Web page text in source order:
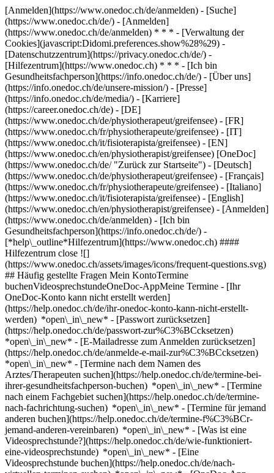
[Anmelden](https://www.onedoc.ch/de/anmelden) - [Suche]
(https://www.onedoc.ch/de/) - [Anmelden]
(https://www.onedoc.ch/de/anmelden) * * * - [Verwaltung der
Cookies](javascript:Didomi.preferences.show%28%29) -
[Datenschutzzentrum](https://privacy.onedoc.ch/de/) -
[Hilfezentrum](https://www.onedoc.ch) * * * - [Ich bin
Gesundheitsfachperson](https://info.onedoc.ch/de/) - [Über uns]
(https://info.onedoc.ch/de/unsere-mission/) - [Presse]
(https://info.onedoc.ch/de/media/) - [Karriere]
(https://career.onedoc.ch/de) - [DE]
(https://www.onedoc.ch/de/physiotherapeut/greifensee) - [FR]
(https://www.onedoc.ch/fr/physiotherapeute/greifensee) - [IT]
(https://www.onedoc.ch/it/fisioterapista/greifensee) - [EN]
(https://www.onedoc.ch/en/physiotherapist/greifensee) [OneDoc]
(https://www.onedoc.ch/de/ "Zurück zur Startseite") - [Deutsch]
(https://www.onedoc.ch/de/physiotherapeut/greifensee) - [Français]
(https://www.onedoc.ch/fr/physiotherapeute/greifensee) - [Italiano]
(https://www.onedoc.ch/it/fisioterapista/greifensee) - [English]
(https://www.onedoc.ch/en/physiotherapist/greifensee) - [Anmelden]
(https://www.onedoc.ch/de/anmelden) - [Ich bin
Gesundheitsfachperson](https://info.onedoc.ch/de/) -
[*help\_outline*Hilfezentrum](https://www.onedoc.ch) ####
Hilfezentrum close ![]
(https://www.onedoc.ch/assets/images/icons/frequent-questions.svg)
## Häufig gestellte Fragen Mein KontoTermine
buchenVideosprechstundeOneDoc-AppMeine Termine - [Ihr
OneDoc-Konto kann nicht erstellt werden]
(https://help.onedoc.ch/de/ihr-onedoc-konto-kann-nicht-erstellt-
werden) *open\_in\_new* - [Passwort zurücksetzen]
(https://help.onedoc.ch/de/passwort-zur%C3%BCcksetzen)
*open\_in\_new* - [E-Mailadresse zum Anmelden zurücksetzen]
(https://help.onedoc.ch/de/anmelde-e-mail-zur%C3%BCcksetzen)
*open\_in\_new* - [Termine nach dem Namen des
Arztes/Therapeuten suchen](https://help.onedoc.ch/de/termine-bei-
ihrer-gesundheitsfachperson-buchen) *open\_in\_new* - [Termine
nach einem Fachgebiet suchen](https://help.onedoc.ch/de/termine-
nach-fachrichtung-suchen) *open\_in\_new* - [Termine für jemand
anderen buchen](https://help.onedoc.ch/de/termine-f%C3%BCr-
jemand-anderen-vereinbaren) *open\_in\_new* - [Was ist eine
Videosprechstunde?](https://help.onedoc.ch/de/wie-funktioniert-
eine-videosprechstunde) *open\_in\_new* - [Eine
Videosprechstunde buchen](https://help.onedoc.ch/de/nach-